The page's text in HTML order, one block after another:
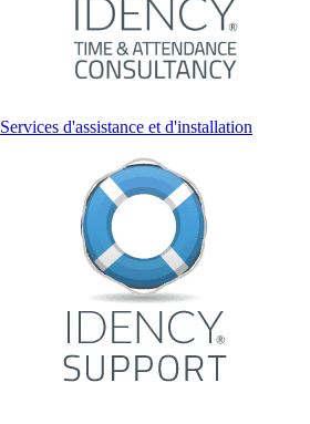
Services d'assistance et d'installation